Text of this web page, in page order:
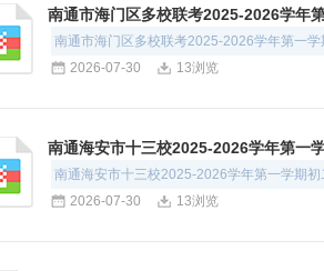
南通市海门区多校联考2025-2026学年
南通市海门区多校联考2025-2026学年第一学
2026-07-30
13浏览
南通海安市十三校2025-2026学年第一
南通海安市十三校2025-2026学年第一学期初
2026-07-30
13浏览